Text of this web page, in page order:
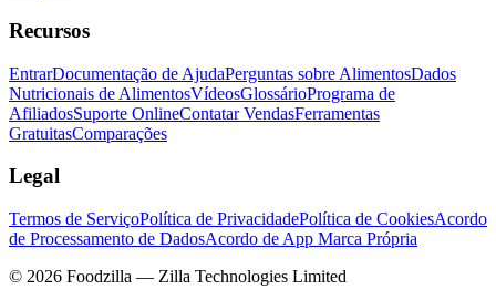
Recursos
EntrarDocumentação de AjudaPerguntas sobre AlimentosDados
Nutricionais de AlimentosVídeosGlossárioPrograma de
AfiliadosSuporte OnlineContatar VendasFerramentas
GratuitasComparações
Legal
Termos de ServiçoPolítica de PrivacidadePolítica de CookiesAcordo
de Processamento de DadosAcordo de App Marca Própria
© 2026 Foodzilla — Zilla Technologies Limited